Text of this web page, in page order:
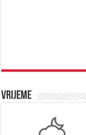
Vrijeme